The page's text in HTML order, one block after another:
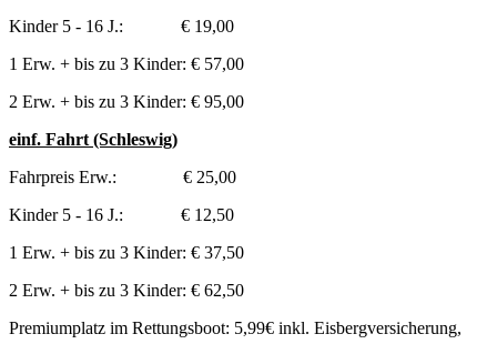
Kinder 5 - 16 J.: € 19,00
1 Erw. + bis zu 3 Kinder: € 57,00
2 Erw. + bis zu 3 Kinder: € 95,00
einf. Fahrt (Schleswig)
Fahrpreis Erw.: € 25,00
Kinder 5 - 16 J.: € 12,50
1 Erw. + bis zu 3 Kinder: € 37,50
2 Erw. + bis zu 3 Kinder: € 62,50
Premiumplatz im Rettungsboot: 5,99€ inkl. Eisbergversicherung,